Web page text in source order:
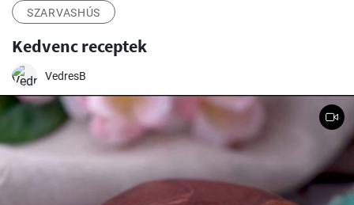
SZARVASHÚS
Kedvenc receptek
VedresB